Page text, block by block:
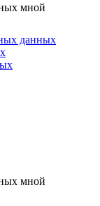
мной
данных
мной